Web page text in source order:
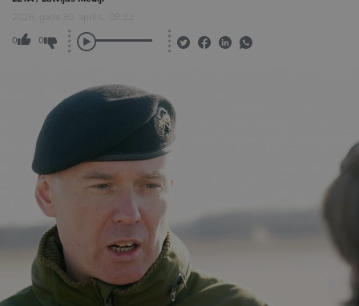
2026. gada 30. aprīlis, 08:32
0 0